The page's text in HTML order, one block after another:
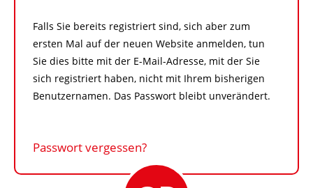
Falls Sie bereits registriert sind, sich aber zum
ersten Mal auf der neuen Website anmelden, tun
Sie dies bitte mit der E-Mail-Adresse, mit der Sie
sich registriert haben, nicht mit Ihrem bisherigen
Benutzernamen. Das Passwort bleibt unverändert.
Passwort vergessen?